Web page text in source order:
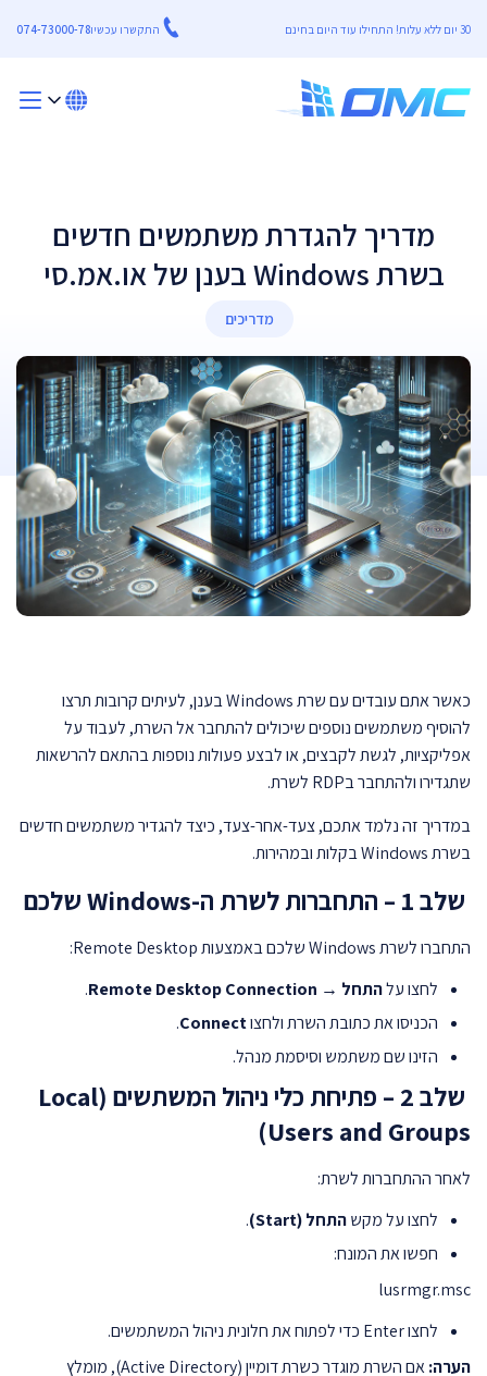
30 יום ללא עלות! התחילו עוד היום בחינם התקשרו עכשיו074-73000-78
מדריך להגדרת משתמשים חדשים
בשרת Windows בענן של או.אמ.סי
מדריכים
כאשר אתם עובדים עם שרת Windows בענן, לעיתים קרובות תרצו
להוסיף משתמשים נוספים שיכולים להתחבר אל השרת, לעבוד על
אפליקציות, לגשת לקבצים, או לבצע פעולות נוספות בהתאם להרשאות
שתגדירו ולהתחבר בRDP לשרת.
במדריך זה נלמד אתכם, צעד-אחר-צעד, כיצד להגדיר משתמשים חדשים
בשרת Windows בקלות ובמהירות.
שלב 1 – התחברות לשרת ה-Windows שלכם
התחברו לשרת Windows שלכם באמצעות Remote Desktop:
לחצו עלהתחל → Remote Desktop Connection
.
הכניסו את כתובת השרת ולחצוConnect
.
הזינו שם משתמש וסיסמת מנהל.
שלב 2 – פתיחת כלי ניהול המשתשים (Local
Users and Groups)
לאחר ההתחברות לשרת:
לחצו על מקשהתחל (Start)
.
חפשו את המונח:
lusrmgr.msc
לחצו Enter כדי לפתוח את חלונית ניהול המשתמשים.
הערה:
אם השרת מוגדר כשרת דומיין (Active Directory), מומלץ